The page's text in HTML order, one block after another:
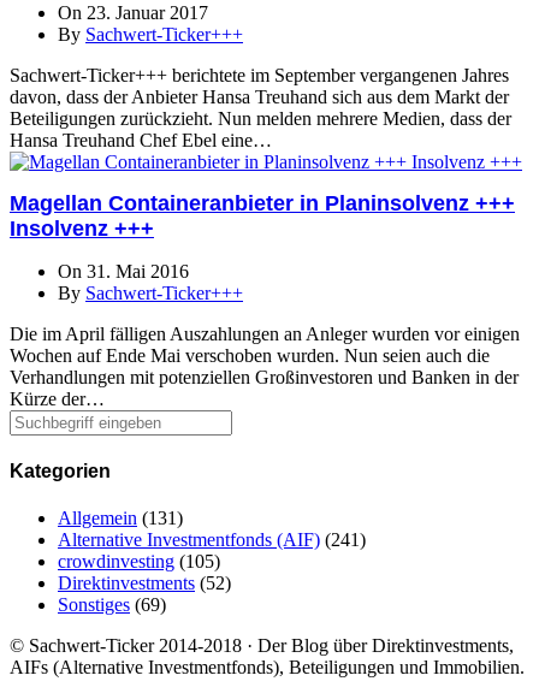
On 23. Januar 2017
By Sachwert-Ticker+++
Sachwert-Ticker+++ berichtete im September vergangenen Jahres
davon, dass der Anbieter Hansa Treuhand sich aus dem Markt der
Beteiligungen zurückzieht. Nun melden mehrere Medien, dass der
Hansa Treuhand Chef Ebel eine…
Magellan Containeranbieter in Planinsolvenz +++
Insolvenz +++
On 31. Mai 2016
By Sachwert-Ticker+++
Die im April fälligen Auszahlungen an Anleger wurden vor einigen
Wochen auf Ende Mai verschoben wurden. Nun seien auch die
Verhandlungen mit potenziellen Großinvestoren und Banken in der
Kürze der…
Kategorien
Allgemein (131)
Alternative Investmentfonds (AIF) (241)
crowdinvesting (105)
Direktinvestments (52)
Sonstiges (69)
© Sachwert-Ticker 2014-2018 · Der Blog über Direktinvestments,
AIFs (Alternative Investmentfonds), Beteiligungen und Immobilien.